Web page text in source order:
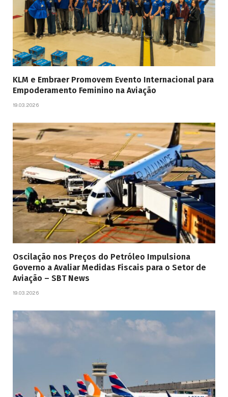
KLM e Embraer Promovem Evento Internacional para
Empoderamento Feminino na Aviação
19.03.2026
Oscilação nos Preços do Petróleo Impulsiona
Governo a Avaliar Medidas Fiscais para o Setor de
Aviação – SBT News
19.03.2026